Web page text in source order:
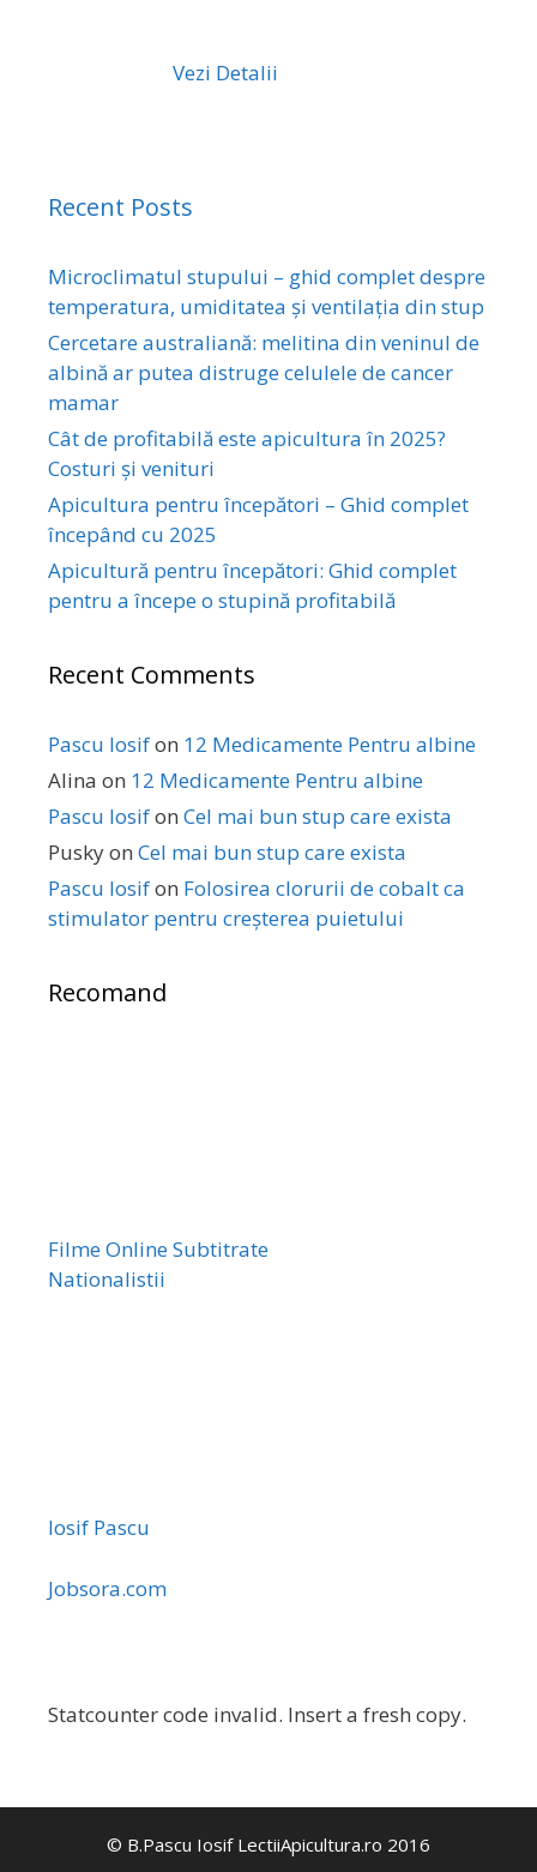
Vezi Detalii
Recent Posts
Microclimatul stupului – ghid complet despre
temperatura, umiditatea și ventilația din stup
Cercetare australiană: melitina din veninul de
albină ar putea distruge celulele de cancer
mamar
Cât de profitabilă este apicultura în 2025?
Costuri și venituri
Apicultura pentru începători – Ghid complet
începând cu 2025
Apicultură pentru începători: Ghid complet
pentru a începe o stupină profitabilă
Recent Comments
Pascu Iosifon 12 Medicamente Pentru albine
Alina on 12 Medicamente Pentru albine
Pascu Iosifon Cel mai bun stup care exista
Puskyon Cel mai bun stup care exista
Pascu Iosifon Folosirea clorurii de cobalt ca
stimulator pentru creșterea puietului
Recomand
Filme Online Subtitrate
Nationalistii
Iosif Pascu
Jobsora.com
Statcounter code invalid. Insert a fresh copy.
© B.Pascu Iosif LectiiApicultura.ro 2016